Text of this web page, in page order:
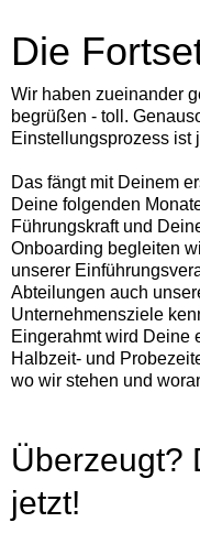
Die
Wir haben zueinander
begrüßen - toll.
Einstellungsprozess ist
Das fängt mit Deinem
Deine folgenden
Führungskraft und
Onboarding begleiten
unserer
Abteilungen auch
Unternehmensziele
Eingerahmt wird Deine
Halbzeit- und
wo wir stehen und
Überzeugt?
jetzt!